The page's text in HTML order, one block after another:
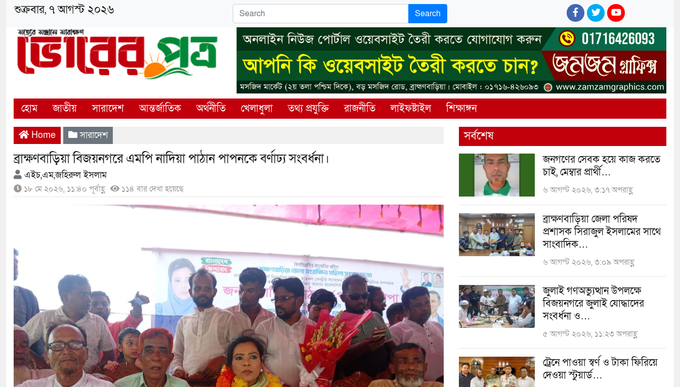
শুক্রবার, ৭ আগস্ট ২০২৬ Search
হোম জাতীয় সারাদেশ আন্তর্জাতিক অর্থনীতি খেলাধুলা তথ্য প্রযুক্তি রাজনীতি লাইফষ্টাইল শিক্ষাঙ্গন
Home সারাদেশ
ব্রাক্ষণবাড়িয়া বিজয়নগরে এমপি নাদিয়া পাঠান পাপনকে বর্ণাঢ্য সংবর্ধনা।
এইচ,এম,জহিরুল ইসলাম
১৮ মে ২০২৬, ১১:৪০ পূর্বাহ্ণ ১১৪ বার দেখা হয়েছে
সর্বশেষ
জনগণের সেবক হয়ে কাজ করতে
চাই, মেম্বার প্রার্থী…
৬ আগস্ট ২০২৬, ৩:১৭ অপরাহ্ণ
ব্রাক্ষণবাড়িয়া জেলা পরিষদ
প্রশাসক সিরাজুল ইসলামের সাথে
সাংবাদিক…
৬ আগস্ট ২০২৬, ৩:০৯ অপরাহ্ণ
জুলাই গণঅভ্যুত্থান উপলক্ষে
বিজয়নগরে জুলাই যোদ্ধাদের
সংবর্ধনা ও…
৫ আগস্ট ২০২৬, ১১:২৩ অপরাহ্ণ
ট্রেনে পাওয়া স্বর্ণ ও টাকা ফিরিয়ে
দেওয়া স্টুয়ার্ড…